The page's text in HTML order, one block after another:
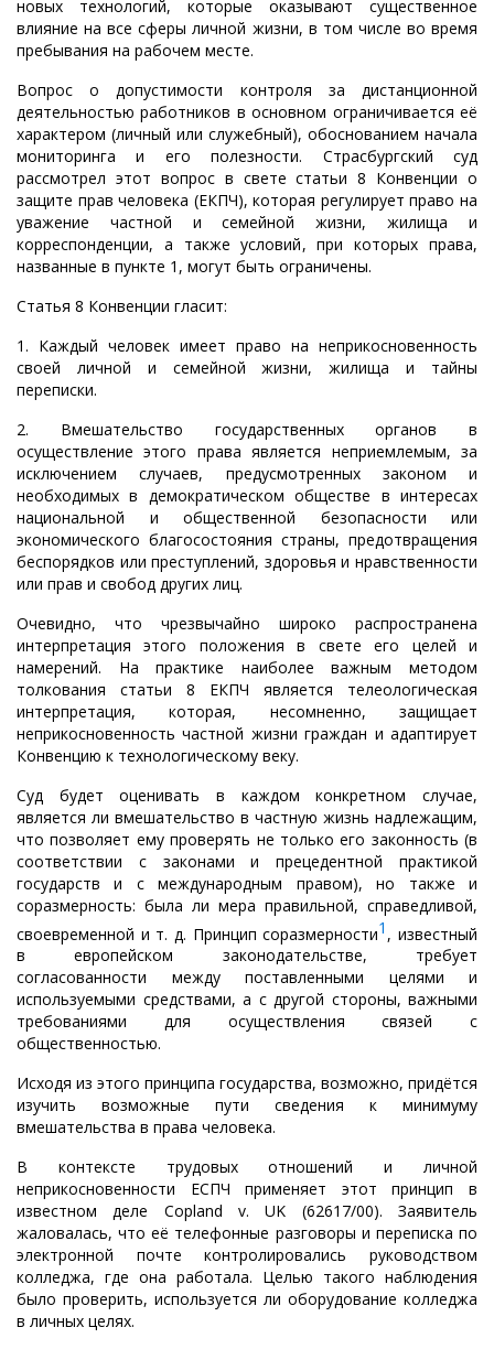
новых технологий, которые оказывают существенное
влияние на все сферы личной жизни, в том числе во время
пребывания на рабочем месте.
Вопрос о допустимости контроля за дистанционной
деятельностью работников в основном ограничивается её
характером (личный или служебный), обоснованием начала
мониторинга и его полезности. Страсбургский суд
рассмотрел этот вопрос в свете статьи 8 Конвенции о
защите прав человека (ЕКПЧ), которая регулирует право на
уважение частной и семейной жизни, жилища и
корреспонденции, а также условий, при которых права,
названные в пункте 1, могут быть ограничены.
Статья 8 Конвенции гласит:
1. Каждый человек имеет право на неприкосновенность
своей личной и семейной жизни, жилища и тайны
переписки.
2. Вмешательство государственных органов в
осуществление этого права является неприемлемым, за
исключением случаев, предусмотренных законом и
необходимых в демократическом обществе в интересах
национальной и общественной безопасности или
экономического благосостояния страны, предотвращения
беспорядков или преступлений, здоровья и нравственности
или прав и свобод других лиц.
Очевидно, что чрезвычайно широко распространена
интерпретация этого положения в свете его целей и
намерений. На практике наиболее важным методом
толкования статьи 8 ЕКПЧ является телеологическая
интерпретация, которая, несомненно, защищает
неприкосновенность частной жизни граждан и адаптирует
Конвенцию к технологическому веку.
Суд будет оценивать в каждом конкретном случае,
является ли вмешательство в частную жизнь надлежащим,
что позволяет ему проверять не только его законность (в
соответствии с законами и прецедентной практикой
государств и с международным правом), но также и
соразмерность: была ли мера правильной, справедливой,
своевременной и т. д. Принцип соразмерности1 , известный
в европейском законодательстве, требует
согласованности между поставленными целями и
используемыми средствами, а с другой стороны, важными
требованиями для осуществления связей с
общественностью.
Исходя из этого принципа государства, возможно, придётся
изучить возможные пути сведения к минимуму
вмешательства в права человека.
В контексте трудовых отношений и личной
неприкосновенности ЕСПЧ применяет этот принцип в
известном деле Copland v.UK
(62617/00). Заявитель
жаловалась, что её телефонные разговоры и переписка по
электронной почте контролировались руководством
колледжа, где она работала. Целью такого наблюдения
было проверить, используется ли оборудование колледжа
в личных целях.